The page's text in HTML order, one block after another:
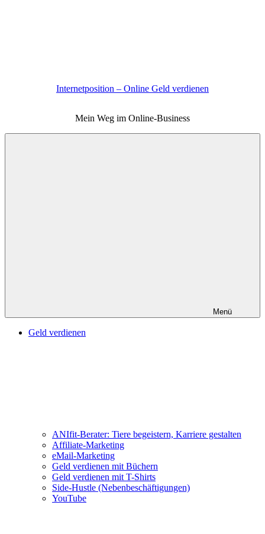
Internetposition – Online Geld verdienen
Mein Weg im Online-Business
Menü
Geld verdienen
ANIfit-Berater: Tiere begeistern, Karriere gestalten
Affiliate-Marketing
eMail-Marketing
Geld verdienen mit Büchern
Geld verdienen mit T-Shirts
Side-Hustle (Nebenbeschäftigungen)
YouTube